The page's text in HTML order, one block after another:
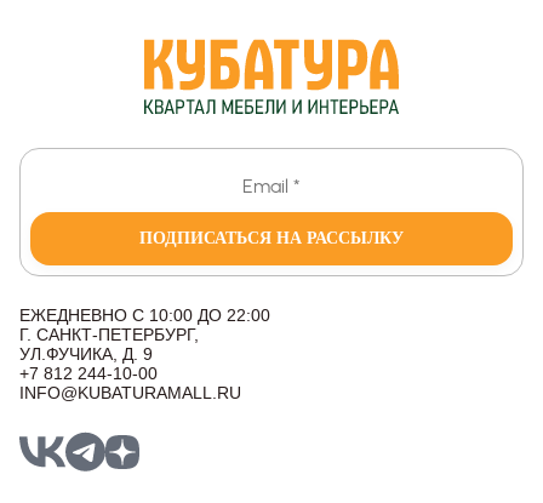
ПОДПИСАТЬСЯ НА РАССЫЛКУ
ЕЖЕДНЕВНО С 10:00 ДО 22:00
Г. САНКТ-ПЕТЕРБУРГ,
УЛ.ФУЧИКА, Д. 9
+7 812 244-10-00
INFO@KUBATURAMALL.RU